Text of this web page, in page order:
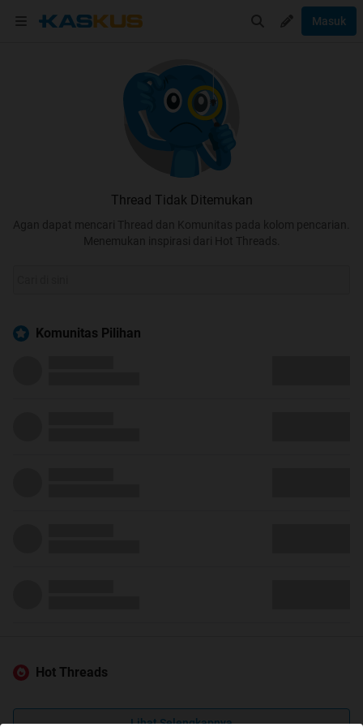
Masuk
Thread Tidak Ditemukan
Agan dapat mencari Thread dan Komunitas pada kolom pencarian.
Menemukan inspirasi dari Hot Threads.
Komunitas Pilihan
Hot Threads
Lihat Selengkapnya